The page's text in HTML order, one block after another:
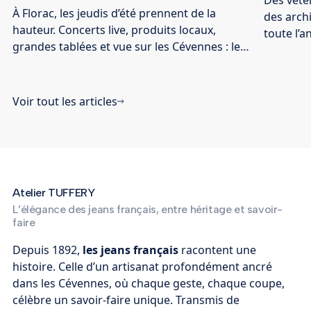
À Florac, les jeudis d’été prennent de la
hauteur. Concerts live, produits locaux,
grandes tablées et vue sur les Cévennes : les
des
toute
Voir tout les articles
Atelier TUFFERY
L’élégance des jeans français, entre héritage et savoir-
faire
Depuis 1892, les jeans français racontent une
histoire. Celle d’un artisanat profondément ancré
dans les Cévennes, où chaque geste, chaque coupe,
célèbre un savoir-faire unique. Transmis de